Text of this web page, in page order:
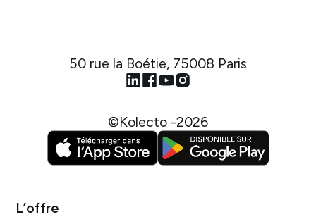
50 rue la Boétie, 75008 Paris
©Kolecto -2026
L’offre